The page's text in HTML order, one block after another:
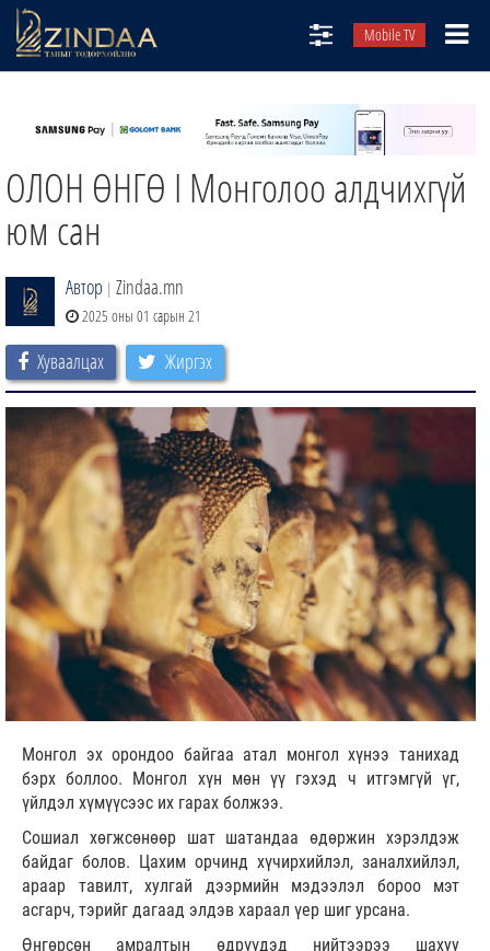
Mobile TV
ТВ8
ӨГЛӨӨНИЙ СОНИН
ОЛОН ӨНГӨ I Монголоо алдчихгүй
юм сан
Автор | Zindaa.mn
2025 оны 01 сарын 21
Хуваалцах Жиргэх
Монгол эх орондоо байгаа атал монгол хүнээ танихад
бэрх боллоо. Монгол хүн мөн үү гэхэд ч итгэмгүй үг,
үйлдэл хүмүүсээс их гарах болжээ.
Сошиал хөгжсөнөөр шат шатандаа өдөржин хэрэлдэж
байдаг болов. Цахим орчинд хүчирхийлэл, заналхийлэл,
араар тавилт, хулгай дээрмийн мэдээлэл бороо мэт
асгарч, тэрийг дагаад элдэв хараал үер шиг урсана.
Өнгөрсөн амралтын өдрүүдэд нийтээрээ шахуу